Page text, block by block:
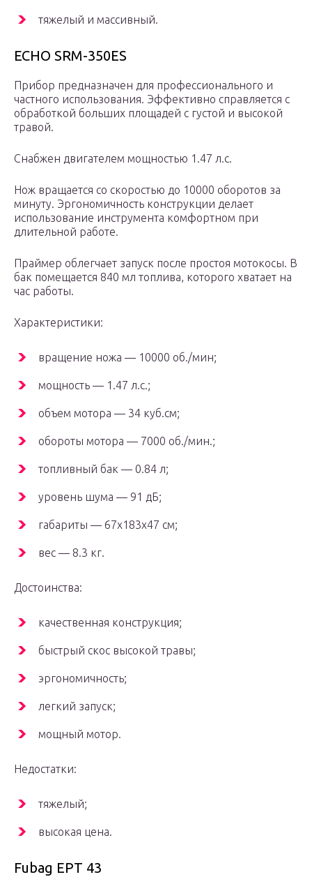
тяжелый и массивный.
ECHO SRM-350ES
Прибор предназначен для профессионального и
частного использования. Эффективно справляется с
обработкой больших площадей с густой и высокой
травой.
Снабжен двигателем мощностью 1.47 л.с.
Нож вращается со скоростью до 10000 оборотов за
минуту. Эргономичность конструкции делает
использование инструмента комфортном при
длительной работе.
Праймер облегчает запуск после простоя мотокосы. В
бак помещается 840 мл топлива, которого хватает на
час работы.
Характеристики:
вращение ножа — 10000 об./мин;
мощность — 1.47 л.с.;
объем мотора — 34 куб.см;
обороты мотора — 7000 об./мин.;
топливный бак — 0.84 л;
уровень шума — 91 дБ;
габариты — 67x183x47 см;
вес — 8.3 кг.
Достоинства:
качественная конструкция;
быстрый скос высокой травы;
эргономичность;
легкий запуск;
мощный мотор.
Недостатки:
тяжелый;
высокая цена.
Fubag EPT 43